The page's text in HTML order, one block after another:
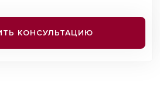
КОНСУЛЬТАЦИЮ